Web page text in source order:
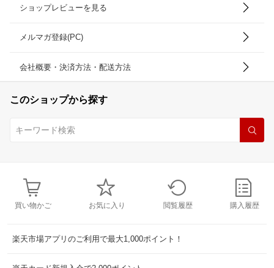
ショップレビューを見る
メルマガ登録(PC)
会社概要・決済方法・配送方法
このショップから探す
買い物かご お気に入り 閲覧履歴 購入履歴
楽天市場アプリのご利用で最大1,000ポイント！